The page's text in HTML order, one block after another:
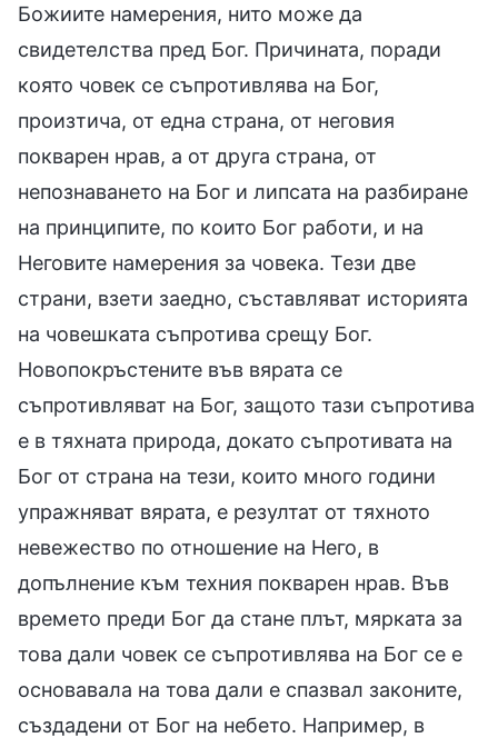
Божиите намерения, нито може да
свидетелства пред Бог. Причината, поради
която човек се съпротивлява на Бог,
произтича, от една страна, от неговия
покварен нрав, а от друга страна, от
непознаването на Бог и липсата на разбиране
на принципите, по които Бог работи, и на
Неговите намерения за човека. Тези две
страни, взети заедно, съставляват историята
на човешката съпротива срещу Бог.
Новопокръстените във вярата се
съпротивляват на Бог, защото тази съпротива
е в тяхната природа, докато съпротивата на
Бог от страна на тези, които много години
упражняват вярата, е резултат от тяхното
невежество по отношение на Него, в
допълнение към техния покварен нрав. Във
времето преди Бог да стане плът, мярката за
това дали човек се съпротивлява на Бог се е
основавала на това дали е спазвал законите,
създадени от Бог на небето. Например, в